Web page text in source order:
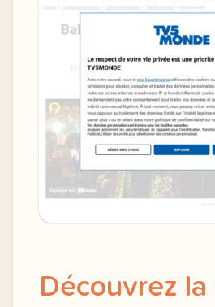
Découvrez la